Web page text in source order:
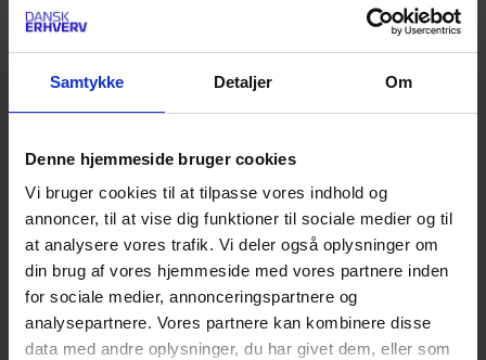
Samtykke Detaljer Om
Denne hjemmeside bruger cookies
Vi bruger cookies til at tilpasse vores indhold og
annoncer, til at vise dig funktioner til sociale medier og til
at analysere vores trafik. Vi deler også oplysninger om
din brug af vores hjemmeside med vores partnere inden
for sociale medier, annonceringspartnere og
analysepartnere. Vores partnere kan kombinere disse
data med andre oplysninger, du har givet dem, eller som
Undersøgelsen viser også, at danskerne i vid
funktion. Over halvdelen (52 pct.) har helt eller
til tre dage, mens 43 pct. ikke har gjort det.
Blandt dem, der ikke har fulgt anbefalingerne,
svarer hver tredje, at de ikke vurderer kriser som
sandsynlige. Samtidig svarer 18 pct., at de har
tillid til, at supermarkeder hurtigt vil åbne igen i
en krisesituation.